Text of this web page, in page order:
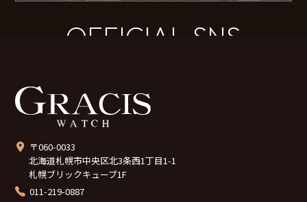
OFFICIAL SNS
〒060-0033
北海道札幌市中央区北3条西1丁目1-1
札幌ブリックキューブ1F
011-219-0887